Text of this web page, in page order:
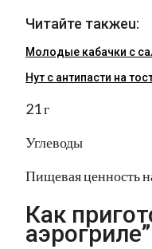
Читайте такжеu:
Молодые кабачки с
Нут с антипасти на
21 г
Углеводы
Пищевая ценность
Как
аэрогриле”